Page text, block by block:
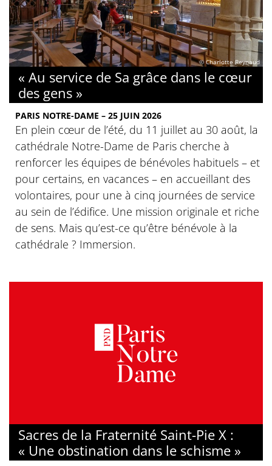
© Charlotte Reynaud
« Au service de Sa grâce dans le cœur
des gens »
PARIS NOTRE-DAME – 25 JUIN 2026
En plein cœur de l’été, du 11 juillet au 30 août, la
cathédrale Notre-Dame de Paris cherche à
renforcer les équipes de bénévoles habituels – et
pour certains, en vacances – en accueillant des
volontaires, pour une à cinq journées de service
au sein de l’édifice. Une mission originale et riche
de sens. Mais qu’est-ce qu’être bénévole à la
cathédrale ? Immersion.
Sacres de la Fraternité Saint-Pie X :
« Une obstination dans le schisme »